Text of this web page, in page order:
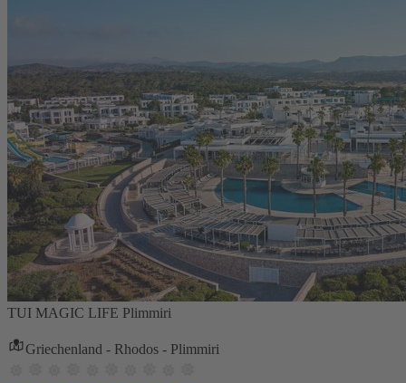
TUI MAGIC LIFE Plimmiri
Griechenland - Rhodos - Plimmiri